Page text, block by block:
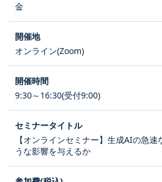
金
オンライン(Zoom)
9:30～16:30(受付9:00)
【オンラインセミナー】生成AIの急
うな影響を与えるか